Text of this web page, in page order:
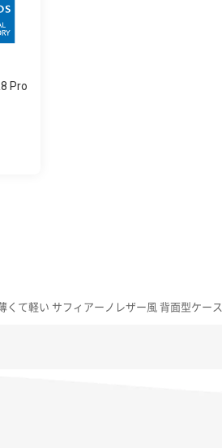
Pro
くて軽い サフィアーノレザー風 背面型ケース